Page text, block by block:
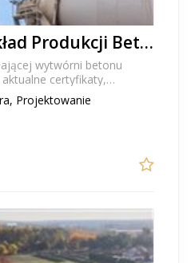
Betonownia Zakład Produkcji Betonu Towarowego
wytwórni betonu
certyfikaty,
system ZKP. Zakład
Projektowanie